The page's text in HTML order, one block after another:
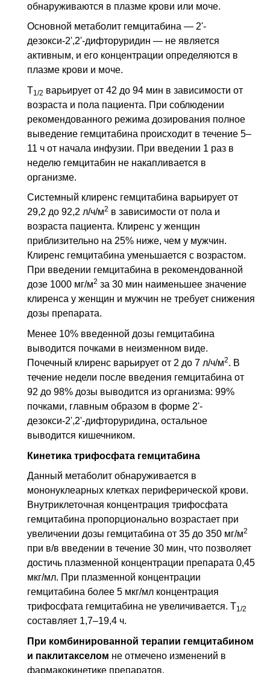
обнаруживаются в плазме крови или моче.
Основной метаболит гемцитабина — 2'-
дезокси-2',2'-дифторуридин — не является
активным, и его концентрации определяются в
плазме крови и моче.
Т1/2 варьирует от 42 до 94 мин в зависимости от
возраста и пола пациента. При соблюдении
рекомендованного режима дозирования полное
выведение гемцитабина происходит в течение 5–
11 ч от начала инфузии. При введении 1 раз в
неделю гемцитабин не накапливается в
организме.
Системный клиренс гемцитабина варьирует от
29,2 до 92,2 л/ч/м2 в зависимости от пола и
возраста пациента. Клиренс у женщин
приблизительно на 25% ниже, чем у мужчин.
Клиренс гемцитабина уменьшается с возрастом.
При введении гемцитабина в рекомендованной
дозе 1000 мг/м2 за 30 мин наименьшее значение
клиренса у женщин и мужчин не требует снижения
дозы препарата.
Менее 10% введенной дозы гемцитабина
выводится почками в неизменном виде.
Почечный клиренс варьирует от 2 до 7 л/ч/м2. В
течение недели после введения гемцитабина от
92 до 98% дозы выводится из организма: 99%
почками, главным образом в форме 2'-
дезокси-2',2'-дифторуридина, остальное
выводится кишечником.
Кинетика трифосфата гемцитабина
Данный метаболит обнаруживается в
мононуклеарных клетках периферической крови.
Внутриклеточная концентрация трифосфата
гемцитабина пропорционально возрастает при
увеличении дозы гемцитабина от 35 до 350 мг/м2
при в/в введении в течение 30 мин, что позволяет
достичь плазменной концентрации препарата 0,45
мкг/мл. При плазменной концентрации
гемцитабина более 5 мкг/мл концентрация
трифосфата гемцитабина не увеличивается. Т1/2
составляет 1,7–19,4 ч.
При комбинированной терапии гемцитабином
и паклитакселом не отмечено изменений в
фармакокинетике препаратов.